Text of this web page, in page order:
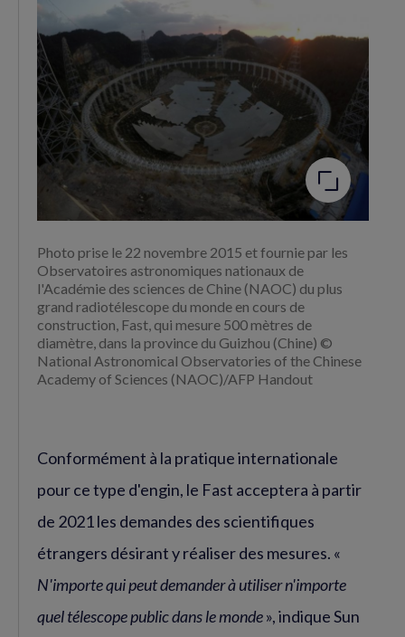
Agrandir
l'image
Photo prise le 22 novembre 2015 et fournie par les
Observatoires astronomiques nationaux de
l'Académie des sciences de Chine (NAOC) du plus
grand radiotélescope du monde en cours de
construction, Fast, qui mesure 500 mètres de
diamètre, dans la province du Guizhou (Chine) ©
National Astronomical Observatories of the Chinese
Academy of Sciences (NAOC)/AFP Handout
Conformément à la pratique internationale
pour ce type d'engin, le Fast acceptera à partir
de 2021 les demandes des scientifiques
étrangers désirant y réaliser des mesures. «
N'importe qui peut demander à utiliser n'importe
quel télescope public dans le monde», indique Sun